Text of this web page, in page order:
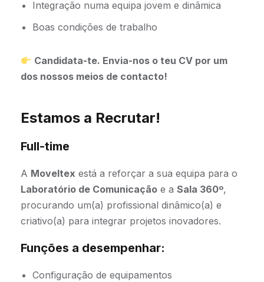
Integração numa equipa jovem e dinâmica
Boas condições de trabalho
Candidata-te. Envia-nos o teu CV por um
dos nossos meios de contacto!
Estamos a Recrutar!
Full-time
A Moveltex está a reforçar a sua equipa para o
Laboratório de Comunicação e a Sala 360º,
procurando um(a) profissional dinâmico(a) e
criativo(a) para integrar projetos inovadores.
Funções a desempenhar:
Configuração de equipamentos